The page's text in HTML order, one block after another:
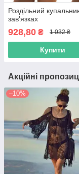
Роздільний
зав'язках
928,80 ₴ 1 032 ₴
Купити
Акційні
–10%